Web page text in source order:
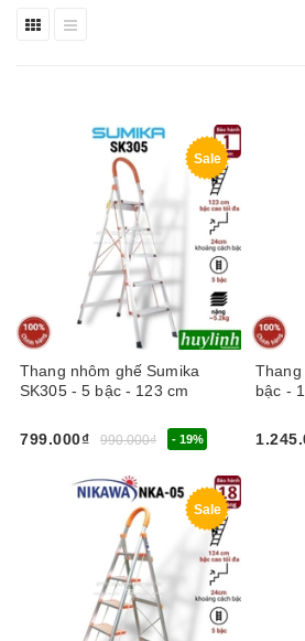
Sale
Thang nhôm ghế Sumika
SK305 - 5 bậc - 123 cm
799.000₫ 990.000₫ - 19%
Thang
bậc -
Sale